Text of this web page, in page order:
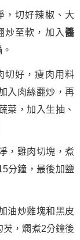
，切好辣椒、大
炒至軟，加入 醬
切好，瘦肉用料
入肉絲翻炒，再
菜，加入生抽、
，雞肉切塊，煮
分鐘，最後加鹽
油炒雞塊和黑皮
芡，燜煮2分鐘後